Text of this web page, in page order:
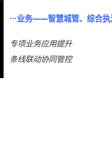
···业务——智慧城管、综合执
专项业务应用提升
条线联动协同管控